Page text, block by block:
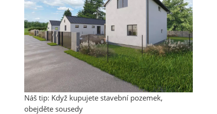
Náš tip: Když kupujete stavební pozemek,
obejděte sousedy